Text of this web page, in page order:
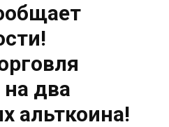
два
альткоина!